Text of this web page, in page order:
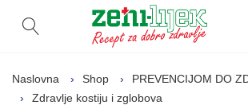
Otvori pretragu
Naslovna Shop
PREVENCIJOM DO
Zdravlje kostiju i zglobova